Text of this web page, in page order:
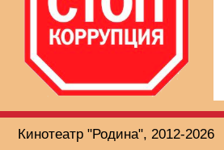
Кинотеатр "Родина", 2012-2026